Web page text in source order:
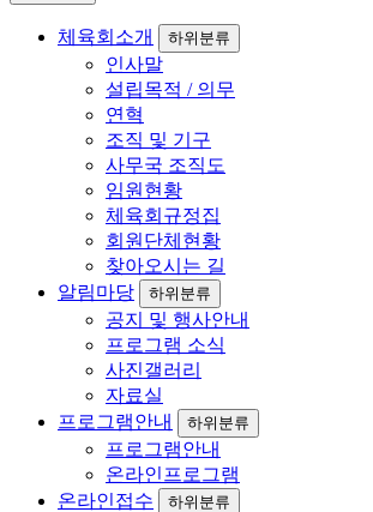
체육회소개 하위분류
인사말
설립목적 / 의무
연혁
조직 및 기구
사무국 조직도
임원현황
체육회규정집
회원단체현황
찾아오시는 길
알림마당
하위분류
공지 및 행사안내
프로그램 소식
사진갤러리
자료실
프로그램안내
하위분류
프로그램안내
온라인프로그램
온라인접수
하위분류